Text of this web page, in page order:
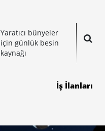
Yaratıcı bünyeler
için günlük besin
kaynağı
İş İlanları